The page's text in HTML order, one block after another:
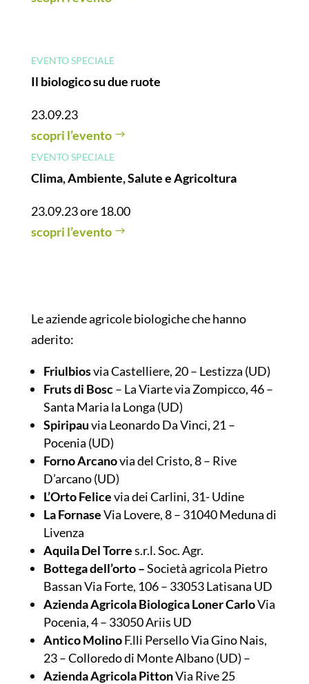
EVENTO SPECIALE
Il biologico su due ruote
23.09.23
scopri l’evento
EVENTO SPECIALE
Clima, Ambiente, Salute e Agricoltura
23.09.23 ore 18.00
scopri l’evento
Le aziende agricole biologiche che hanno
aderito:
Friulbiosvia Castelliere, 20 – Lestizza (UD)
Fruts di Bosc– La Viarte via Zompicco, 46 –
Santa Maria la Longa (UD)
Spiripauvia Leonardo Da Vinci, 21 –
Pocenia (UD)
Forno Arcanovia del Cristo, 8 – Rive
D’arcano (UD)
L’Orto Felicevia dei Carlini, 31- Udine
La FornaseVia Lovere, 8 – 31040 Meduna di
Livenza
Aquila Del Torres.r.l. Soc. Agr.
Bottega dell’orto –Società agricola Pietro
Bassan Via Forte, 106 – 33053 Latisana UD
Azienda Agricola Biologica Loner CarloVia
Pocenia, 4 – 33050 Ariis UD
Antico MolinoF.lli Persello Via Gino Nais,
23 – Colloredo di Monte Albano (UD) –
Azienda Agricola PittonVia Rive 25